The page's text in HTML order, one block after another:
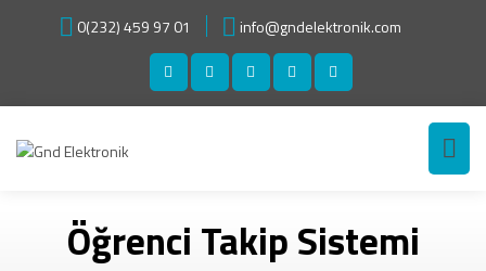
0(232) 459 97 01 info@gndelektronik.com
Öğrenci Takip Sistemi